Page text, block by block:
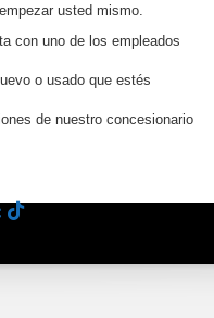
usted mismo.
con uno de los empleados
o usado que estés
de nuestro concesionario